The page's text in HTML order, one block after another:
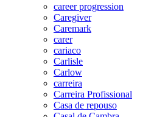
career progression
Caregiver
Caremark
carer
cariaco
Carlisle
Carlow
carreira
Carreira Profissional
Casa de repouso